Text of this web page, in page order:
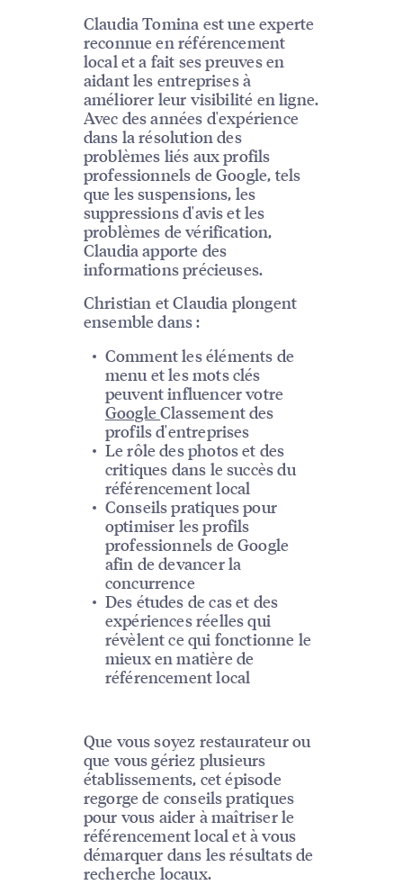
Claudia Tomina est une experte
reconnue en référencement
local et a fait ses preuves en
aidant les entreprises à
améliorer leur visibilité en ligne.
Avec des années d'expérience
dans la résolution des
problèmes liés aux profils
professionnels de Google, tels
que les suspensions, les
suppressions d'avis et les
problèmes de vérification,
Claudia apporte des
informations précieuses.
Christian et Claudia plongent
ensemble dans :
Comment les éléments de
menu et les mots clés
peuvent influencer votre
GoogleClassement des
profils d'entreprises
Le rôle des photos et des
critiques dans le succès du
référencement local
Conseils pratiques pour
optimiser les profils
professionnels de Google
afin de devancer la
concurrence
Des études de cas et des
expériences réelles qui
révèlent ce qui fonctionne le
mieux en matière de
référencement local
Que vous soyez restaurateur ou
que vous gériez plusieurs
établissements, cet épisode
regorge de conseils pratiques
pour vous aider à maîtriser le
référencement local et à vous
démarquer dans les résultats de
recherche locaux.